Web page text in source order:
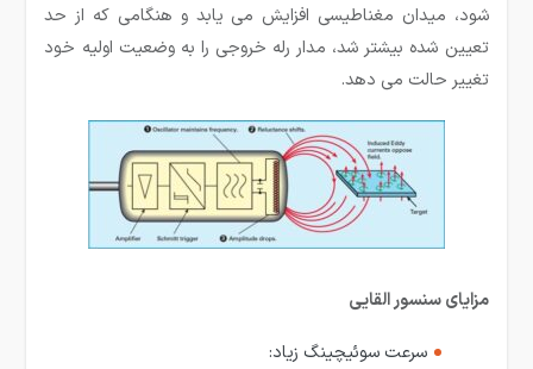
شود، میدان مغناطیسی افزایش می یابد و هنگامی که از حد
تعیین شده بیشتر شد، مدار رله خروجی را به وضعیت اولیه خود
تغییر حالت می دهد.
مزایای سنسور القایی
سرعت سوئیچینگ زیاد: